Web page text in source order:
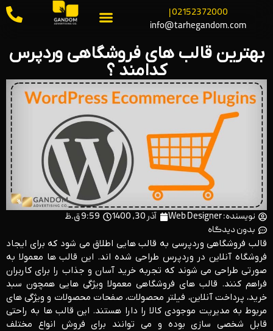
02152372000 |
info@tarhegandom.com
بهترین قالب های فروشگاهی وردپرس
کدامند ؟
نویسنده: آذر 30, 1400
9:59 ق.ظ
بدون دیدگاه
قالب فروشگاهی وردپرسی به قالب ‌هایی اطلاق می‌ شود که برای ایجاد
فروشگاه آنلاین در وردپرس طراحی شده‌ اند. این قالب ‌ها معمولا به
صورتی طراحی می ‌شوند که تجربه خرید آسان و جذاب را برای کاربران
فراهم کنند. قالب ‌های فروشگاهی معمولا ویژگی ‌هایی همچون سبد
خرید، پرداخت آنلاین، فیلتر محصولات، صفحات محصولات و ویژگی‌ های
مربوط به مدیریت موجودی کالا را دارا هستند. این قالب ‌ها به راحتی
قابل شخصی‌ سازی بوده و می ‌توانند برای فروش انواع مختلف